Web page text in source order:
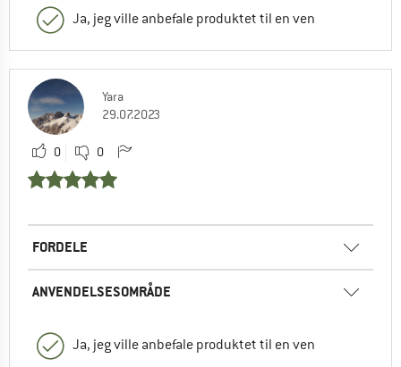
Ja, jeg ville anbefale produktet til en ven
Yara
29.07.2023
0 0
FORDELE
ANVENDELSESOMRÅDE
Ja, jeg ville anbefale produktet til en ven